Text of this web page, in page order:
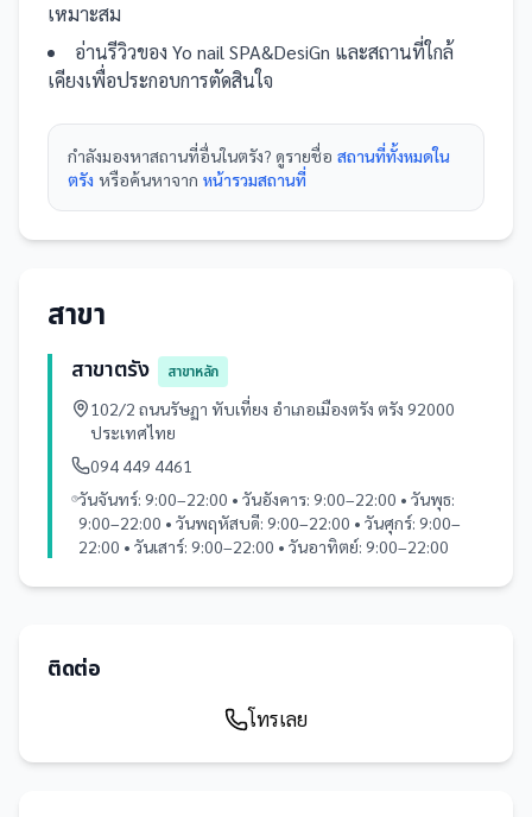
เหมาะสม
อ่านรีวิวของ Yo nail SPA&DesiGn และสถานที่ใกล้
เคียงเพื่อประกอบการตัดสินใจ
กำลังมองหาสถานที่อื่นในตรัง? ดูรายชื่อ สถานที่ทั้งหมดใน
ตรัง หรือค้นหาจาก หน้ารวมสถานที่
สาขา
สาขาตรัง
สาขาหลัก
102/2 ถนนรัษฏา ทับเที่ยง อำเภอเมืองตรัง ตรัง 92000
ประเทศไทย
094 449 4461
วันจันทร์: 9:00–22:00 • วันอังคาร: 9:00–22:00 • วันพุธ:
9:00–22:00 • วันพฤหัสบดี: 9:00–22:00 • วันศุกร์: 9:00–
22:00 • วันเสาร์: 9:00–22:00 • วันอาทิตย์: 9:00–22:00
ติดต่อ
โทรเลย